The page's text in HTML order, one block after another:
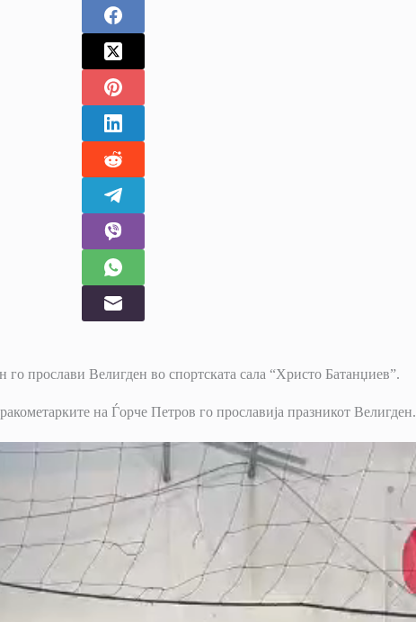
прослави Велигден во спортската сала “Христо Батанџиев”.
на Ѓорче Петров го прославија празникот Велигден.